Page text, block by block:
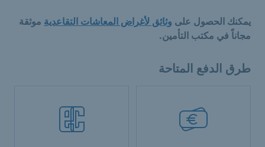
يمكنك الحصول على وثائق لأغراض المعاشات التقاعدية موثقة
مجاناً في مكتب التأمين.
طرق الدفع المتاحة